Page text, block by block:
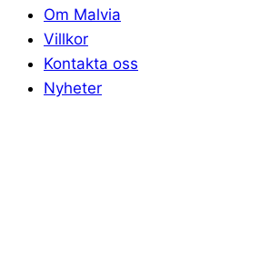
Om Malvia
Villkor
Kontakta oss
Nyheter